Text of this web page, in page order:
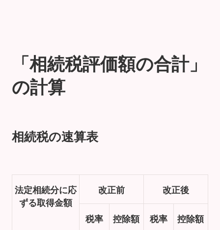
「相続税評価額の合計」
の計算
相続税の速算表
法定相続分に応
ずる取得金額
改正前 改正後
税率 控除額 税率 控除額